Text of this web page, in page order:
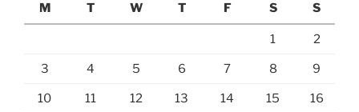
M
T W T F S S
1 2
3 4 5 6 7 8 9
10 11 12 13 14 15 16